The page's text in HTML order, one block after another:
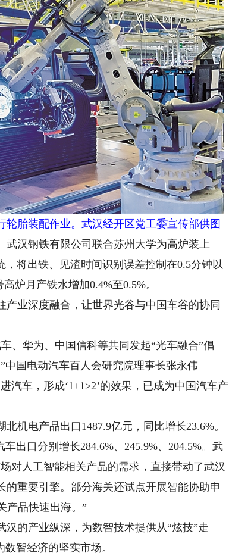
胎装配作业。武汉经开区党工委宣传部供图
汉钢铁有限公司联合苏州大学为高炉装上
将出铁、见渣时间识别误差控制在0.5分钟以
炉月产铁水增加0.4%至0.5%。
业深度融合，让世界光谷与中国车谷的协同
华为、中国信科等共同发起“光车融合”倡
国电动汽车百人会研究院理事长张永伟
汽车，形成‘1+1>2’的效果，已成为中国汽车产
电产品出口1487.9亿元，同比增长23.6%。
出口分别增长284.6%、245.9%、204.5%。武
对人工智能相关产品的需求，直接带动了武汉
重要引擎。部分海关还试点开展智能协助申
产品快速出海。”
的产业纵深，为数智技术提供从“炫技”走
智经济的坚实市场。